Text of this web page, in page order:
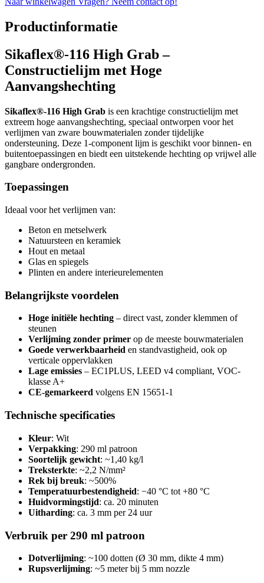
Productinformatie
Sikaflex®-116 High Grab –
Constructielijm met Hoge
Aanvangshechting
Sikaflex®-116 High Grab is een krachtige constructielijm met
extreem hoge aanvangshechting, speciaal ontworpen voor het
verlijmen van zware bouwmaterialen zonder tijdelijke
ondersteuning. Deze 1-component lijm is geschikt voor binnen- en
buitentoepassingen en biedt een uitstekende hechting op vrijwel alle
gangbare ondergronden.
Toepassingen
Ideaal voor het verlijmen van:
Beton en metselwerk
Natuursteen en keramiek
Hout en metaal
Glas en spiegels
Plinten en andere interieurelementen
Belangrijkste voordelen
Hoge initiële hechting – direct vast, zonder klemmen of
steunen
Verlijming zonder primer op de meeste bouwmaterialen
Goede verwerkbaarheid en standvastigheid, ook op
verticale oppervlakken
Lage emissies – EC1PLUS, LEED v4 compliant, VOC-
klasse A+
CE-gemarkeerd volgens EN 15651-1
Technische specificaties
Kleur: Wit
Verpakking: 290 ml patroon
Soortelijk gewicht: ~1,40 kg/l
Treksterkte: ~2,2 N/mm²
Rek bij breuk: ~500%
Temperatuurbestendigheid: −40 °C tot +80 °C
Huidvormingstijd: ca. 20 minuten
Uitharding: ca. 3 mm per 24 uur
Verbruik per 290 ml patroon
Dotverlijming: ~100 dotten (Ø 30 mm, dikte 4 mm)
Rupsverlijming: ~5 meter bij 5 mm nozzle